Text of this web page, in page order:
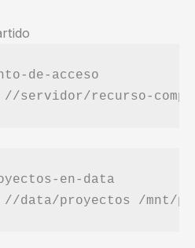
de-acceso
en-data